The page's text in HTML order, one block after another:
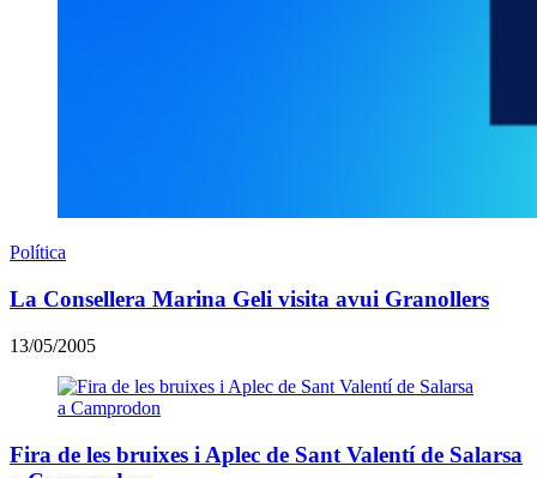
Política
La Consellera Marina Geli visita avui Granollers
13/05/2005
Fira de les bruixes i Aplec de Sant Valentí de Salarsa